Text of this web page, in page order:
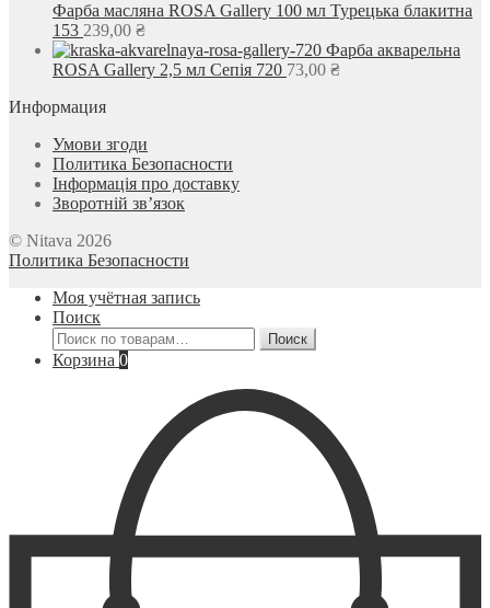
Фарба масляна ROSA Gallery 100 мл Турецька блакитна
153 239,00 ₴
Фарба акварельна
ROSA Gallery 2,5 мл Сепія 720 73,00 ₴
Информация
Умови згоди
Политика Безопасности
Інформація про доставку
Зворотній зв’язок
© Nitava 2026
Политика Безопасности
Моя учётная запись
Поиск
Искать:
Поиск
Корзина 0